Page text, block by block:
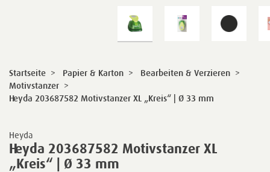
Heyda
Heyda 203687582 Motivstanzer XL
„Kreis“ | Ø 33 mm
Startseite > Papier & Karton > Bearbeiten & Verzieren >
Motivstanzer >
Heyda 203687582 Motivstanzer XL „Kreis“ | Ø 33 mm